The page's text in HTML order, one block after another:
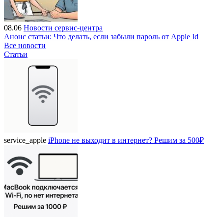
08.06 Новости сервис-центра
Анонс статьи: Что делать, если забыли пароль от Apple Id
Все новости
Статьи
service_apple iPhone не выходит в интернет? Решим за 500₽